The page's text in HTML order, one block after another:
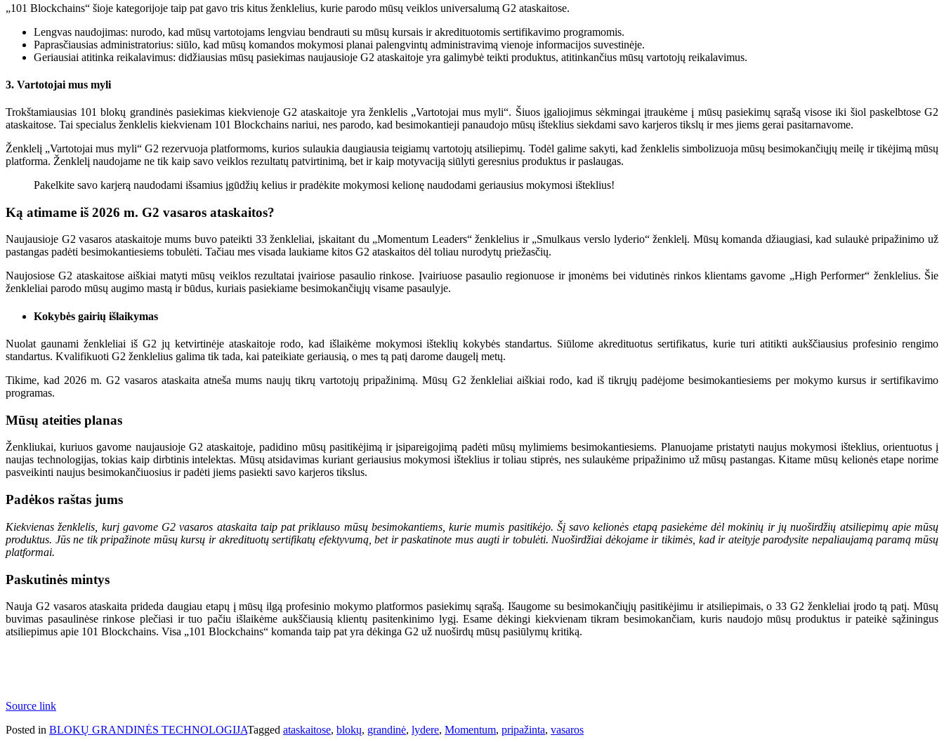
„101 Blockchains“ šioje kategorijoje taip pat gavo tris kitus ženklelius, kurie parodo mūsų veiklos universalumą G2 ataskaitose.
Lengvas naudojimas: nurodo, kad mūsų vartotojams lengviau bendrauti su mūsų kursais ir akredituotomis sertifikavimo programomis.
Paprasčiausias administratorius: siūlo, kad mūsų komandos mokymosi planai palengvintų administravimą vienoje informacijos suvestinėje.
Geriausiai atitinka reikalavimus: didžiausias mūsų pasiekimas naujausioje G2 ataskaitoje yra galimybė teikti produktus, atitinkančius mūsų vartotojų reikalavimus.
3. Vartotojai mus myli
Trokštamiausias 101 blokų grandinės pasiekimas kiekvienoje G2 ataskaitoje yra ženklelis „Vartotojai mus myli“. Šiuos įgaliojimus sėkmingai įtraukėme į mūsų pasiekimų sąrašą visose iki šiol paskelbtose G2
ataskaitose. Tai specialus ženklelis kiekvienam 101 Blockchains nariui, nes parodo, kad besimokantieji panaudojo mūsų išteklius siekdami savo karjeros tikslų ir mes jiems gerai pasitarnavome.
Ženklelį „Vartotojai mus myli“ G2 rezervuoja platformoms, kurios sulaukia daugiausia teigiamų vartotojų atsiliepimų. Todėl galime sakyti, kad ženklelis simbolizuoja mūsų besimokančiųjų meilę ir tikėjimą mūsų
platforma. Ženklelį naudojame ne tik kaip savo veiklos rezultatų patvirtinimą, bet ir kaip motyvaciją siūlyti geresnius produktus ir paslaugas.
Pakelkite savo karjerą naudodami išsamius įgūdžių kelius ir pradėkite mokymosi kelionę naudodami geriausius mokymosi išteklius!
Ką atimame iš 2026 m. G2 vasaros ataskaitos?
Naujausioje G2 vasaros ataskaitoje mums buvo pateikti 33 ženkleliai, įskaitant du „Momentum Leaders“ ženklelius ir „Smulkaus verslo lyderio“ ženklelį. Mūsų komanda džiaugiasi, kad sulaukė pripažinimo už
pastangas padėti besimokantiesiems tobulėti. Tačiau mes visada laukiame kitos G2 ataskaitos dėl toliau nurodytų priežasčių.
Naujosiose G2 ataskaitose aiškiai matyti mūsų veiklos rezultatai įvairiose pasaulio rinkose. Įvairiuose pasaulio regionuose ir įmonėms bei vidutinės rinkos klientams gavome „High Performer“ ženklelius. Šie
ženkleliai parodo mūsų augimo mastą ir būdus, kuriais pasiekiame besimokančiųjų visame pasaulyje.
Kokybės gairių išlaikymas
Nuolat gaunami ženkleliai iš G2 jų ketvirtinėje ataskaitoje rodo, kad išlaikėme mokymosi išteklių kokybės standartus. Siūlome akredituotus sertifikatus, kurie turi atitikti aukščiausius profesinio rengimo
standartus. Kvalifikuoti G2 ženklelius galima tik tada, kai pateikiate geriausią, o mes tą patį darome daugelį metų.
Tikime, kad 2026 m. G2 vasaros ataskaita atneša mums naujų tikrų vartotojų pripažinimą. Mūsų G2 ženkleliai aiškiai rodo, kad iš tikrųjų padėjome besimokantiesiems per mokymo kursus ir sertifikavimo
programas.
Mūsų ateities planas
Ženkliukai, kuriuos gavome naujausioje G2 ataskaitoje, padidino mūsų pasitikėjimą ir įsipareigojimą padėti mūsų mylimiems besimokantiesiems. Planuojame pristatyti naujus mokymosi išteklius, orientuotus į
naujas technologijas, tokias kaip dirbtinis intelektas. Mūsų atsidavimas kuriant geriausius mokymosi išteklius ir toliau stiprės, nes sulaukėme pripažinimo už mūsų pastangas. Kitame mūsų kelionės etape norime
pasveikinti naujus besimokančiuosius ir padėti jiems pasiekti savo karjeros tikslus.
Padėkos raštas jums
Kiekvienas ženklelis, kurį gavome G2 vasaros ataskaitataip pat priklauso mūsų besimokantiems, kurie mumis pasitikėjo. Šį savo kelionės etapą pasiekėme dėl mokinių ir jų nuoširdžių atsiliepimų apie mūsų
produktus. Jūs ne tik pripažinote mūsų kursų ir akredituotų sertifikatų efektyvumą, bet ir paskatinote mus augti ir tobulėti. Nuoširdžiai dėkojame ir tikimės, kad ir ateityje parodysite nepaliaujamą paramą mūsų
platformai.
Paskutinės mintys
Nauja G2 vasaros ataskaita prideda daugiau etapų į mūsų ilgą profesinio mokymo platformos pasiekimų sąrašą. Išaugome su besimokančiųjų pasitikėjimu ir atsiliepimais, o 33 G2 ženkleliai įrodo tą patį. Mūsų
buvimas pasaulinėse rinkose plečiasi ir tuo pačiu išlaikėme aukščiausią klientų pasitenkinimo lygį. Esame dėkingi kiekvienam tikram besimokančiam, kuris naudojo mūsų produktus ir pateikė sąžiningus
atsiliepimus apie 101 Blockchains. Visa „101 Blockchains“ komanda taip pat yra dėkinga G2 už nuoširdų mūsų pasiūlymų kritiką.
Source link
Posted in BLOKŲ GRANDINĖS TECHNOLOGIJATagged ataskaitose, blokų, grandinė, lydere, Momentum, pripažinta, vasaros